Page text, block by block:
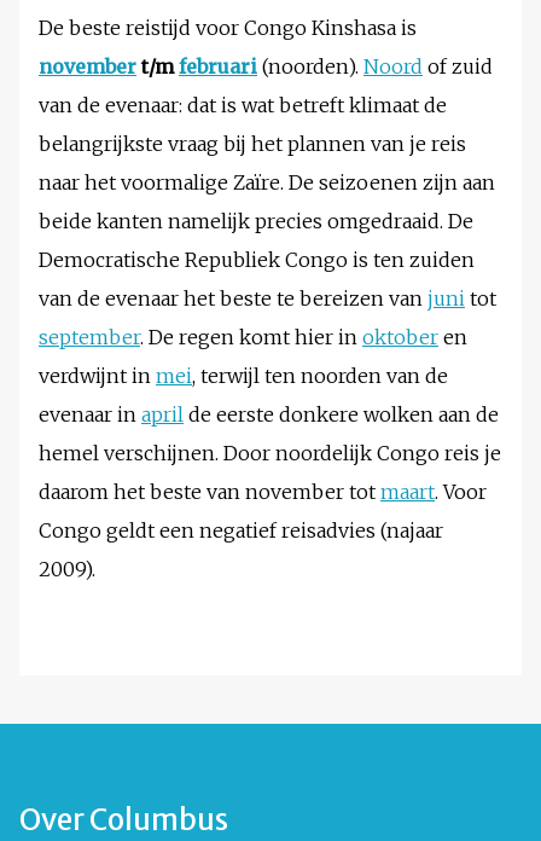
De beste reistijd voor Congo Kinshasa is
novembert/mfebruari (noorden). Noord of zuid
van de evenaar: dat is wat betreft klimaat de
belangrijkste vraag bij het plannen van je reis
naar het voormalige Zaïre. De seizoenen zijn aan
beide kanten namelijk precies omgedraaid. De
Democratische Republiek Congo is ten zuiden
van de evenaar het beste te bereizen van juni tot
september. De regen komt hier in oktober en
verdwijnt in mei, terwijl ten noorden van de
evenaar in april de eerste donkere wolken aan de
hemel verschijnen. Door noordelijk Congo reis je
daarom het beste van november tot maart. Voor
Congo geldt een negatief reisadvies (najaar
2009).
Over Columbus